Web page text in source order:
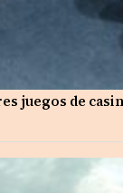
juegos de